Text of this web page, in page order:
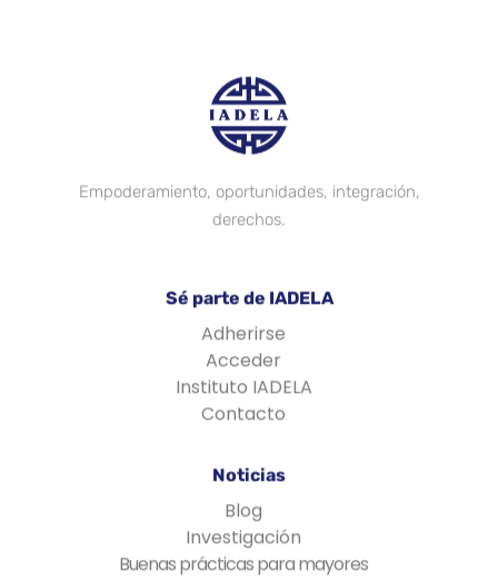
Empoderamiento, oportunidades, integración,
derechos.
Sé parte de IADELA
Adherirse
Acceder
Instituto IADELA
Contacto
Noticias
Blog
Investigación
Buenas prácticas para mayores